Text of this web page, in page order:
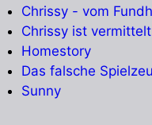
Chrissy - vom
Chrissy ist vermittelt
Homestory
Das falsche
Sunny